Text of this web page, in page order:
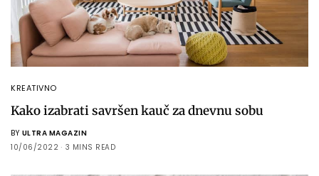
KREATIVNO
Kako izabrati savršen kauč za dnevnu sobu
BY ULTRA MAGAZIN
10/06/2022
3 MINS READ